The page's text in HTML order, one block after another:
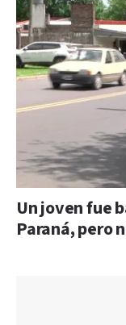
Un joven fue
Paraná, pero